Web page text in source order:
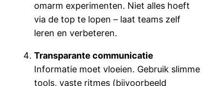
omarm experimenten. Niet alles hoeft
via de top te lopen – laat teams zelf
leren en verbeteren.
Transparante communicatie
Informatie moet vloeien. Gebruik slimme
tools, vaste ritmes (bijvoorbeeld